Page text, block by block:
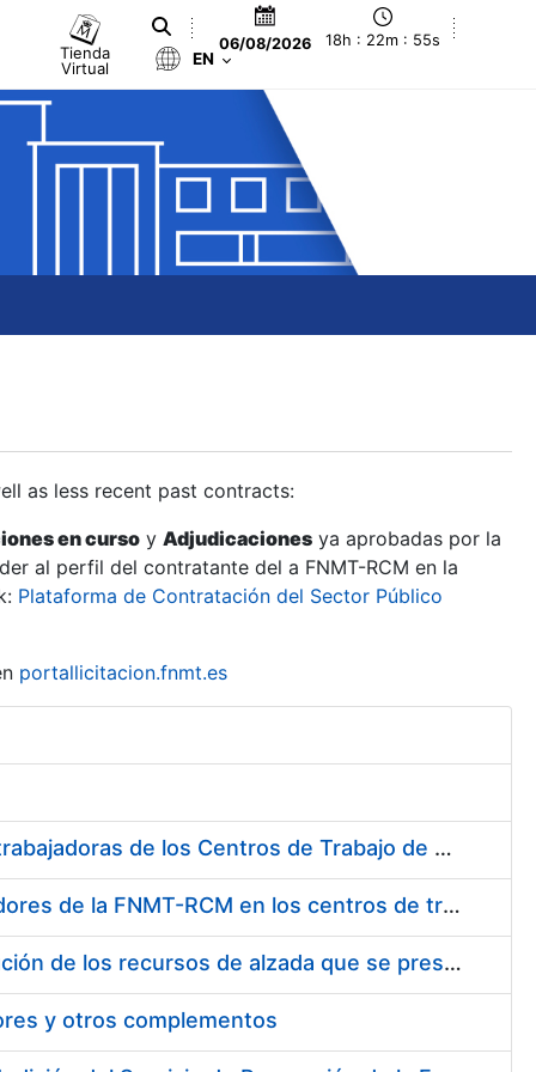
Tienda
Virtual
06/08/2026 18h : 22m : 56s
EN
as less recent past contracts:
en curso y Adjudicaciones ya aprobadas por la
al perfil del contratante del a FNMT-RCM en la
Plataforma de Contratación del Sector Público
portallicitacion.fnmt.es
Suministro de Protectores Auditivos a medida para las personas trabajadoras de los Centros de Trabajo de Madrid y Burgos
Suministro de gafas graduadas antiproyecciones para los trabajadores de la FNMT-RCM en los centros de trabajo de Madrid y Burgos
Servicios de una empresa externa para el asesoramiento y resolución de los recursos de alzada que se presentan relacionados con procesos de selección para la FNMT-RCM
y otros complementos